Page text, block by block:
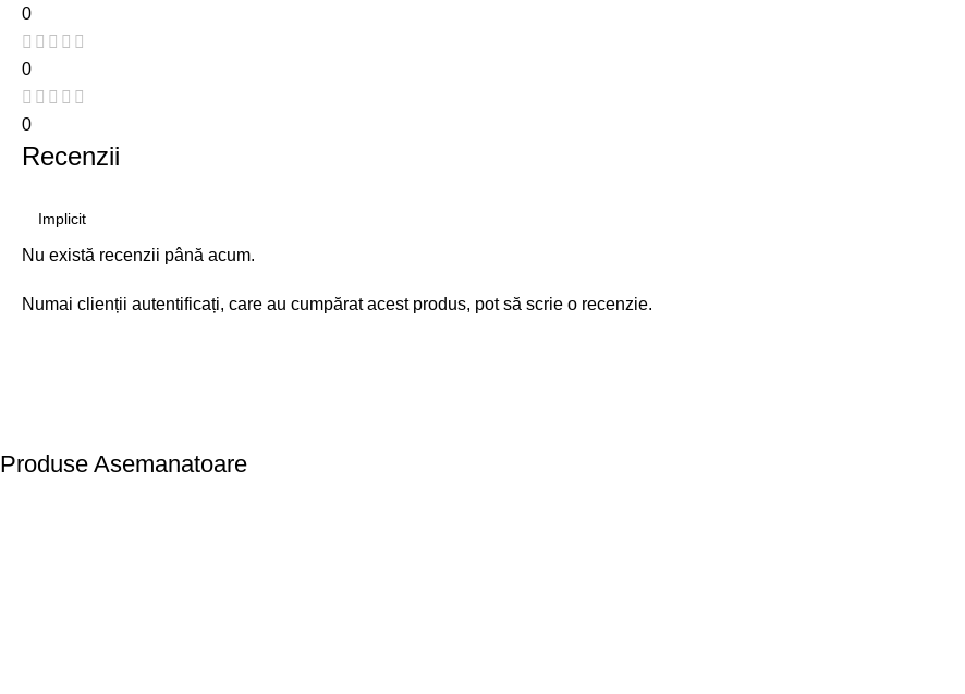
0
0
0
Recenzii
Nu există recenzii până acum.
Numai clienții autentificați, care au cumpărat acest produs, pot să scrie o recenzie.
Produse Asemanatoare